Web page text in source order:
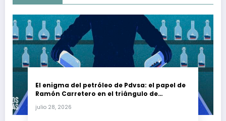
El enigma del petróleo de Pdvsa: el papel de
Ramón Carretero en el triángulo de
julio 28, 2026